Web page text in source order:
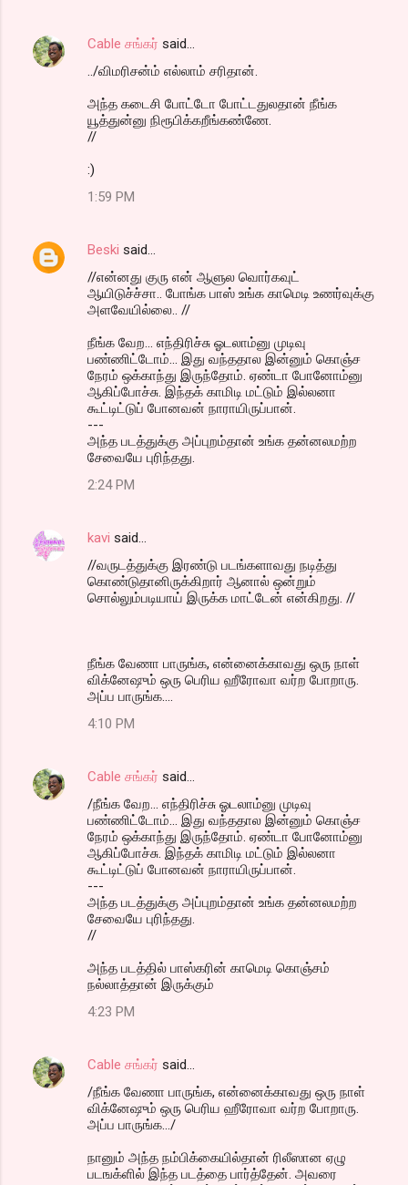
Cable சங்கர் said…
../விமரிசன்ம் எல்லாம் சரிதான்.
அந்த கடைசி போட்டோ போட்டதுலதான் நீங்க
யூத்துன்னு நிரூபிக்கறீங்கண்ணே.
//
:)
1:59 PM
Beski said…
//என்னது குரு என் ஆளுல வொர்கவுட்
ஆயிடுச்ச்சா.. போங்க பாஸ் உங்க காமெடி உணர்வுக்கு
அளவேயில்லை.. //
நீங்க வேற... எந்திரிச்சு ஓடலாம்னு முடிவு
பண்ணிட்டோம்... இது வந்ததால இன்னும் கொஞ்ச
நேரம் ஒக்காந்து இருந்தோம். ஏண்டா போனோம்னு
ஆகிப்போச்சு. இந்தக் காமிடி மட்டும் இல்லனா
கூட்டிட்டுப் போனவன் நாராயிருப்பான்.
---
அந்த படத்துக்கு அப்புறம்தான் உங்க தன்னலமற்ற
சேவையே புரிந்தது.
2:24 PM
kavi said…
//வருடத்துக்கு இரண்டு படங்களாவது நடித்து
கொண்டுதானிருக்கிறார் ஆனால் ஒன்றும்
சொல்லும்படியாய் இருக்க மாட்டேன் என்கிறது. //
நீங்க வேணா பாருங்க, என்னைக்காவது ஒரு நாள்
விக்னேஷும் ஒரு பெரிய ஹீரோவா வர்ற போறாரு.
அப்ப பாருங்க....
4:10 PM
Cable சங்கர் said…
/நீங்க வேற... எந்திரிச்சு ஓடலாம்னு முடிவு
பண்ணிட்டோம்... இது வந்ததால இன்னும் கொஞ்ச
நேரம் ஒக்காந்து இருந்தோம். ஏண்டா போனோம்னு
ஆகிப்போச்சு. இந்தக் காமிடி மட்டும் இல்லனா
கூட்டிட்டுப் போனவன் நாராயிருப்பான்.
---
அந்த படத்துக்கு அப்புறம்தான் உங்க தன்னலமற்ற
சேவையே புரிந்தது.
//
அந்த படத்தில் பாஸ்கரின் காமெடி கொஞ்சம்
நல்லாத்தான் இருக்கும்
4:23 PM
Cable சங்கர் said…
/நீங்க வேணா பாருங்க, என்னைக்காவது ஒரு நாள்
விக்னேஷும் ஒரு பெரிய ஹீரோவா வர்ற போறாரு.
அப்ப பாருங்க.../
நானும் அந்த நம்பிக்கையில்தான் ரிலீஸான ஏழு
படஙக்ளில் இந்த படத்தை பார்த்தேன். அவரை